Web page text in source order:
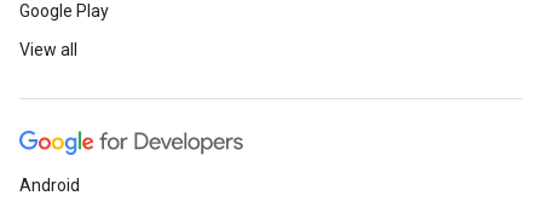
Google Play
View all
Android